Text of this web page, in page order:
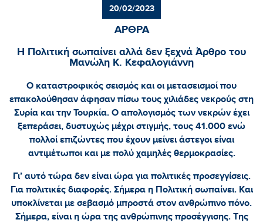
20/02/2023
ΑΡΘΡΑ
Η Πολιτική σωπαίνει αλλά δεν ξεχνά Άρθρο του
Μανώλη Κ. Κεφαλογιάννη
Ο καταστροφικός σεισμός και οι μετασεισμοί που
επακολούθησαν άφησαν πίσω τους χιλιάδες νεκρούς στη
Συρία και την Τουρκία. Ο απολογισμός των νεκρών έχει
ξεπεράσει, δυστυχώς μέχρι στιγμής, τους 41.000 ενώ
πολλοί επιζώντες που έχουν μείνει άστεγοι είναι
αντιμέτωποι και με πολύ χαμηλές θερμοκρασίες.
Γι’ αυτό τώρα δεν είναι ώρα για πολιτικές προσεγγίσεις.
Για πολιτικές διαφορές. Σήμερα η Πολιτική σωπαίνει. Και
υποκλίνεται με σεβασμό μπροστά στον ανθρώπινο πόνο.
Σήμερα, είναι η ώρα της ανθρώπινης προσέγγισης. Της